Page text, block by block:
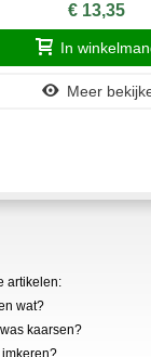
€ 13,35
In
Meer
artikelen:
wat?
kaarsen?
imkeren?